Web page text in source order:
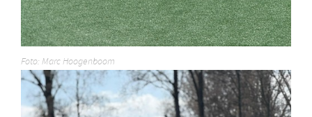
Foto: Marc Hoogenboom